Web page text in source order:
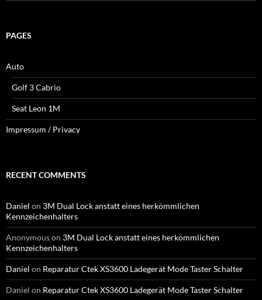
PAGES
Auto
Golf 3 Cabrio
Seat Leon 1M
Impressum / Privacy
RECENT COMMENTS
Daniel on 3M Dual Lock anstatt eines herkömmlichen
Kennzeichenhalters
Anonymouson 3M Dual Lock anstatt eines herkömmlichen
Kennzeichenhalters
Daniel on Reparatur Ctek XS3600 Ladegerät Mode Taster Schalter
Daniel on Reparatur Ctek XS3600 Ladegerät Mode Taster Schalter